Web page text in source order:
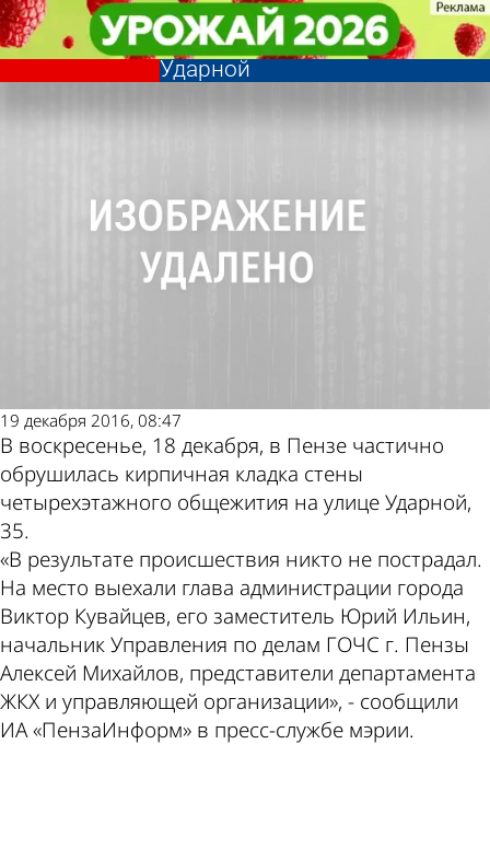
В Пензе частично обрушилась
стена общежития на улице
Ударной
Происшествия
19 декабря 2016, 08:47
В воскресенье, 18 декабря, в Пензе частично
обрушилась кирпичная кладка стены
четырехэтажного общежития на улице Ударной,
35.
«В результате происшествия никто не пострадал.
На место выехали глава администрации города
Виктор Кувайцев, его заместитель Юрий Ильин,
начальник Управления по делам ГОЧС г. Пензы
Алексей Михайлов, представители департамента
ЖКХ и управляющей организации», - сообщили
ИА «ПензаИнформ» в пресс-службе мэрии.
В Пензе частично обрушилась
стена общежития на улице
Ударной
Происшествия
Другие новости по
теме
Погода и курсы
валют в Пензе